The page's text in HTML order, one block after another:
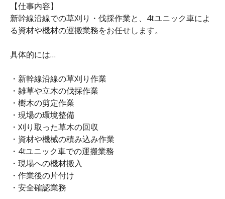
【仕事内容】
新幹線沿線での草刈り・伐採作業と、4tユニック車によ
る資材や機材の運搬業務をお任せします。
具体的には…
・新幹線沿線の草刈り作業
・雑草や立木の伐採作業
・樹木の剪定作業
・現場の環境整備
・刈り取った草木の回収
・資材や機械の積み込み作業
・4tユニック車での運搬業務
・現場への機材搬入
・作業後の片付け
・安全確認業務